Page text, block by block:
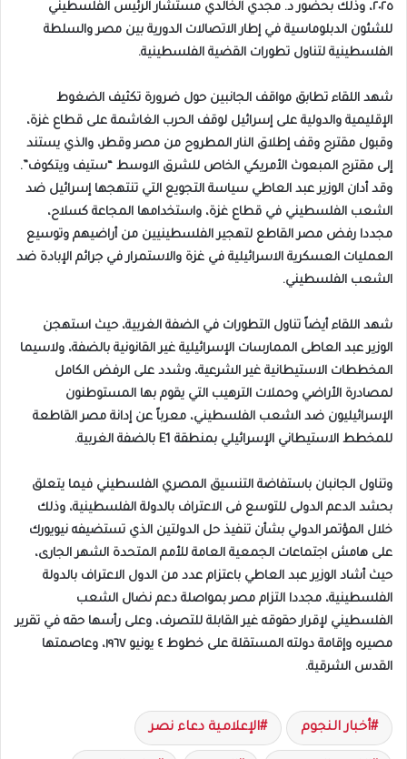
٢٠٢٥، وذلك بحضور د. مجدي الخالدي مستشار الرئيس الفلسطيني
للشئون الدبلوماسية في إطار الاتصالات الدورية بين مصر والسلطة
الفلسطينية لتناول تطورات القضية الفلسطينية.
شهد اللقاء تطابق مواقف الجانبين حول ضرورة تكثيف الضغوط
الإقليمية والدولية على إسرائيل لوقف الحرب الغاشمة على قطاع غزة،
وقبول مقترح وقف إطلاق النار المطروح من مصر وقطر، والذي يستند
إلى مقترح المبعوث الأمريكي الخاص للشرق الاوسط “ستيف ويتكوف”.
وقد أدان الوزير عبد العاطي سياسة التجويع التي تنتهجها إسرائيل ضد
الشعب الفلسطيني في قطاع غزة، واستخدامها المجاعة كسلاح،
مجددا رفض مصر القاطع لتهجير الفلسطينيين من أراضيهم وتوسيع
العمليات العسكرية الاسرائيلية في غزة والاستمرار في جرائم الإبادة ضد
الشعب الفلسطيني.
شهد اللقاء أيضاً تناول التطورات في الضفة الغربية، حيث استهجن
الوزير عبد العاطى الممارسات الإسرائيلية غير القانونية بالضفة، ولاسيما
المخططات الاستيطانية غير الشرعية، وشدد على الرفض الكامل
لمصادرة الأراضي وحملات الترهيب التي يقوم بها المستوطنون
الإسرائيليون ضد الشعب الفلسطيني، معرباً عن إدانة مصر القاطعة
للمخطط الاستيطاني الإسرائيلي بمنطقة E1 بالضفة الغربية.
وتناول الجانبان باستفاضة التنسيق المصري الفلسطيني فيما يتعلق
بحشد الدعم الدولى للتوسع فى الاعتراف بالدولة الفلسطينية، وذلك
خلال المؤتمر الدولي بشأن تنفيذ حل الدولتين الذي تستضيفه نيويورك
على هامش اجتماعات الجمعية العامة للأمم المتحدة الشهر الجارى،
حيث أشاد الوزير عبد العاطي باعتزام عدد من الدول الاعتراف بالدولة
الفلسطينية، مجددا التزام مصر بمواصلة دعم نضال الشعب
الفلسطيني لإقرار حقوقه غير القابلة للتصرف، وعلى رأسها حقه في تقرير
مصيره وإقامة دولته المستقلة على خطوط ٤ يونيو ١٩٦٧، وعاصمتها
القدس الشرقية.
أخبار النجوم الإعلامية دعاء نصر